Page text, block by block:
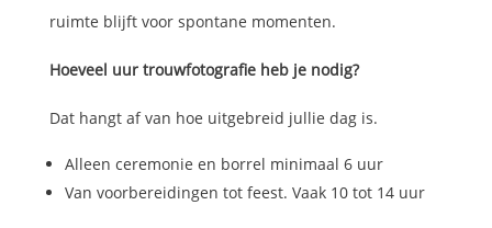
ruimte blijft voor spontane momenten.
Hoeveel uur trouwfotografie heb je nodig?
Dat hangt af van hoe uitgebreid jullie dag is.
Alleen ceremonie en borrel minimaal 6 uur
Van voorbereidingen tot feest. Vaak 10 tot 14 uur